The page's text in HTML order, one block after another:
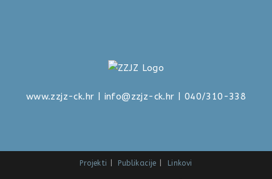
www.zzjz-ck.hr info@zzjz-ck.hr | 040/310-338
Projekti Publikacije Linkovi